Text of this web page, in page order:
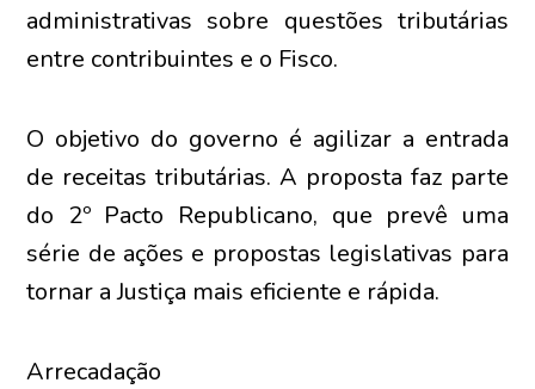
administrativas sobre questões tributárias
entre contribuintes e o Fisco.
O objetivo do governo é agilizar a entrada
de receitas tributárias. A proposta faz parte
do 2º Pacto Republicano, que prevê uma
série de ações e propostas legislativas para
tornar a Justiça mais eficiente e rápida.
Arrecadação